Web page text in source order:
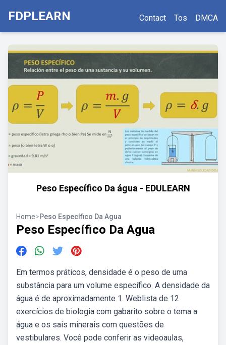
FDPLEARN Contact Tos DMCA
Peso Específico Da água - EDULEARN
Home>Peso Específico Da Agua
Peso Específico Da Agua
Em termos práticos, densidade é o peso de uma
substância para um volume específico. A densidade da
água é de aproximadamente 1. Weblista de 12
exercícios de biologia com gabarito sobre o tema a
água e os sais minerais com questões de
vestibulares. Você pode conferir as videoaulas,